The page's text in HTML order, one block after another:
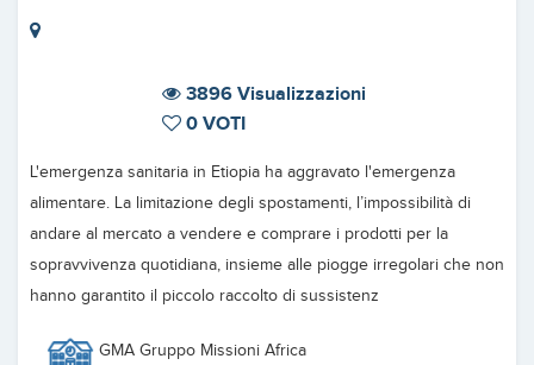
3896 Visualizzazioni
0 VOTI
L'emergenza sanitaria in Etiopia ha aggravato l'emergenza
alimentare. La limitazione degli spostamenti, l’impossibilità di
andare al mercato a vendere e comprare i prodotti per la
sopravvivenza quotidiana, insieme alle piogge irregolari che non
hanno garantito il piccolo raccolto di sussistenz
GMA Gruppo Missioni Africa